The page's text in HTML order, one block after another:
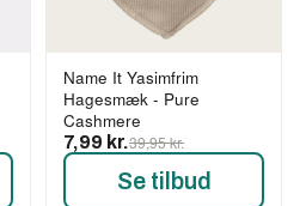
Name It Yasimfrim
Hagesmæk - Pure
Cashmere
7,99 kr.39,95 kr.
Se tilbud